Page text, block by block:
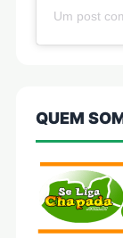
Um post
QUEM